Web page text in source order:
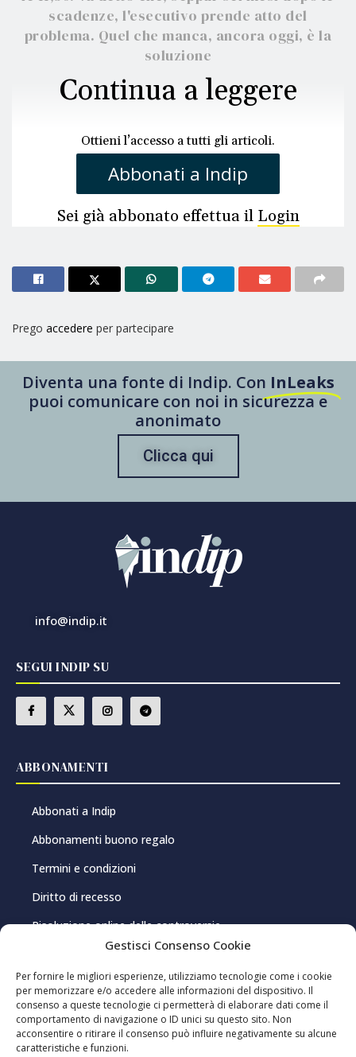
Gestisci Consenso Cookie
Per fornire le migliori esperienze, utilizziamo tecnologie come i cookie
per memorizzare e/o accedere alle informazioni del dispositivo. Il
consenso a queste tecnologie ci permetterà di elaborare dati come il
comportamento di navigazione o ID unici su questo sito. Non
acconsentire o ritirare il consenso può influire negativamente su alcune
caratteristiche e funzioni.
scadenze, l'esecutivo prende atto del
problema. Quel che manca, ancora oggi, è la
soluzione
Continua a leggere
Ottieni l’accesso a tutti gli articoli.
Abbonati a Indip
Sei già abbonato effettua il Login
Prego accedere per partecipare
Diventa una fonte di Indip. Con InLeaks
puoi comunicare con noi in sicurezza e
anonimato
Clicca qui
info@indip.it
SEGUI INDIP SU
ABBONAMENTI
Abbonati a Indip
Abbonamenti buono regalo
Termini e condizioni
Diritto di recesso
Risoluzione online delle controversie
PRIVACY E COOKIE
Privacy Policy
Cookie Policy